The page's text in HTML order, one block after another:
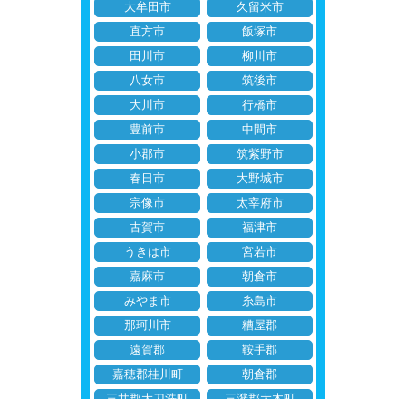
大牟田市
久留米市
直方市
飯塚市
田川市
柳川市
八女市
筑後市
大川市
行橋市
豊前市
中間市
小郡市
筑紫野市
春日市
大野城市
宗像市
太宰府市
古賀市
福津市
うきは市
宮若市
嘉麻市
朝倉市
みやま市
糸島市
那珂川市
糟屋郡
遠賀郡
鞍手郡
嘉穂郡桂川町
朝倉郡